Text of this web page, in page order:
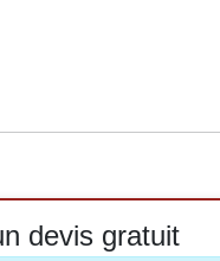
devis gratuit